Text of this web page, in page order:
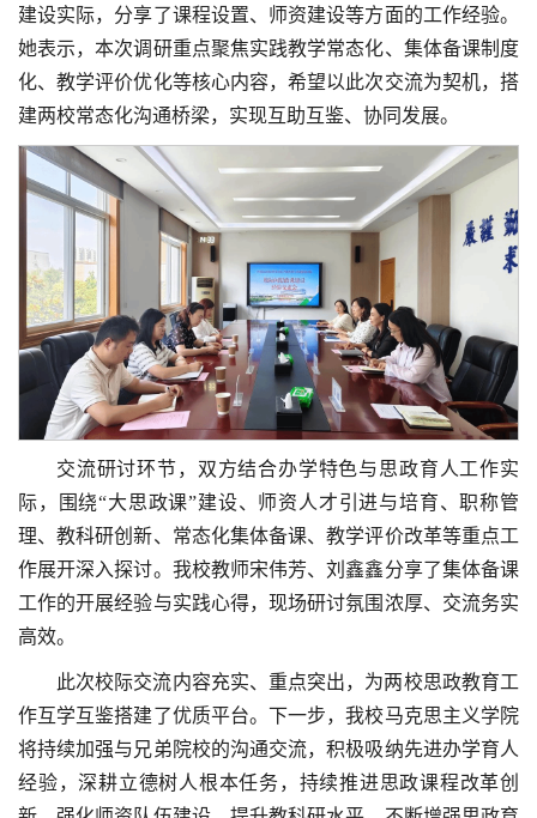
建设实际，分享了课程设置、师资建设等方面的工作经验。
她表示，本次调研重点聚焦实践教学常态化、集体备课制度
化、教学评价优化等核心内容，希望以此次交流为契机，搭
建两校常态化沟通桥梁，实现互助互鉴、协同发展。
交流研讨环节，双方结合办学特色与思政育人工作实
际，围绕“大思政课”建设、师资人才引进与培育、职称管
理、教科研创新、常态化集体备课、教学评价改革等重点工
作展开深入探讨。我校教师宋伟芳、刘鑫鑫分享了集体备课
工作的开展经验与实践心得，现场研讨氛围浓厚、交流务实
高效。
此次校际交流内容充实、重点突出，为两校思政教育工
作互学互鉴搭建了优质平台。下一步，我校马克思主义学院
将持续加强与兄弟院校的沟通交流，积极吸纳先进办学育人
经验，深耕立德树人根本任务，持续推进思政课程改革创